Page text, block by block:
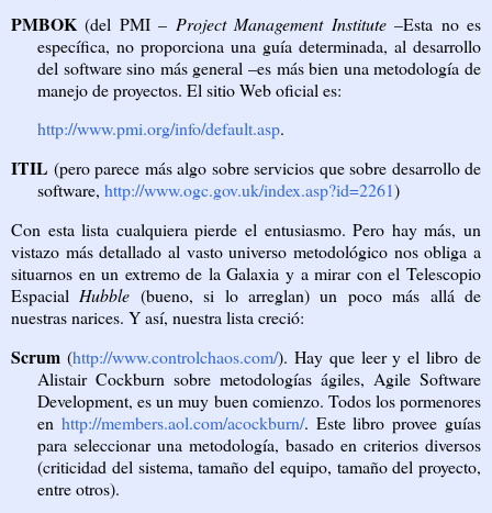
PMBOK (del PMI – Project Management Institute–Esta no es
específica, no proporciona una guía determinada, al desarrollo
del software sino más general –es más bien una metodología de
manejo de proyectos. El sitio Web oficial es:
http://www.pmi.org/info/default.asp.
ITIL (pero parece más algo sobre servicios que sobre desarrollo de
software, http://www.ogc.gov.uk/index.asp?id=2261)
Con esta lista cualquiera pierde el entusiasmo. Pero hay más, un
vistazo más detallado al vasto universo metodológico nos obliga a
situarnos en un extremo de la Galaxia y a mirar con el Telescopio
Espacial Hubble (bueno, si lo arreglan) un poco más allá de
nuestras narices. Y así, nuestra lista creció:
Scrum (http://www.controlchaos.com/). Hay que leer y el libro de
Alistair Cockburn sobre metodologías ágiles, Agile Software
Development, es un muy buen comienzo. Todos los pormenores
en http://members.aol.com/acockburn/. Este libro provee guías
para seleccionar una metodología, basado en criterios diversos
(criticidad del sistema, tamaño del equipo, tamaño del proyecto,
entre otros).